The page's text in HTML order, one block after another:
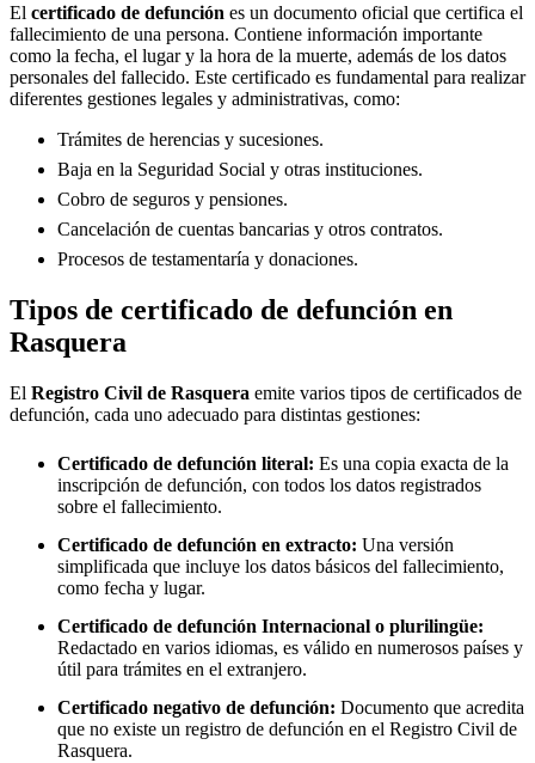
El certificado de defunción es un documento oficial que certifica el
fallecimiento de una persona. Contiene información importante
como la fecha, el lugar y la hora de la muerte, además de los datos
personales del fallecido. Este certificado es fundamental para realizar
diferentes gestiones legales y administrativas, como:
Trámites de herencias y sucesiones.
Baja en la Seguridad Social y otras instituciones.
Cobro de seguros y pensiones.
Cancelación de cuentas bancarias y otros contratos.
Procesos de testamentaría y donaciones.
Tipos de certificado de defunción en
Rasquera
El Registro Civil de Rasquera emite varios tipos de certificados de
defunción, cada uno adecuado para distintas gestiones:
Certificado de defunción literal: Es una copia exacta de la
inscripción de defunción, con todos los datos registrados
sobre el fallecimiento.
Certificado de defunción en extracto: Una versión
simplificada que incluye los datos básicos del fallecimiento,
como fecha y lugar.
Certificado de defunción Internacional o plurilingüe:
Redactado en varios idiomas, es válido en numerosos países y
útil para trámites en el extranjero.
Certificado negativo de defunción: Documento que acredita
que no existe un registro de defunción en el Registro Civil de
Rasquera.